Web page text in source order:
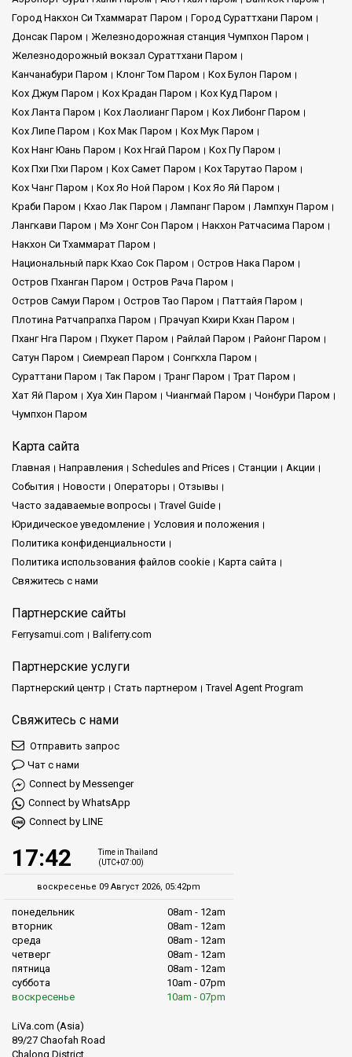
Speed Boat Club мы предлагаем не просто транспорт, а
создаем с вами незабываемые воспоминания. Доверьтесь
нам как своим морским партнерам, которые проведут вас в
мир приключений и чудес.
Миссия и Видение:
Миссия:
Satun Pakbara Speed Boat Club стремится помочь
удивительные острова Таиланда. Мы хотим, чтобы вы
получили незабываемые впечатления и чувствовали себя
комфортно во время вашего путешествия с нами.
Видение:Мы хотим стать первым выбором для
путешественников, ищущих надежные и комфортные поездки
на красивые острова Таиланда. Наша цель — вдохновлять на
угла.
Услуги компании:
Satun Pakbara Speed Boat Club предлагает широкий спектр
транспортных услуг, которые удовлетворяют
современные скоростные лодки обеспечивают быстрые и
комфортные поездки к знаковым местам, таким как Ко
Крадан и Ко Пи Пи. Мы гордимся своим обязательством к
проблем доберетесь до острова вашей мечты.
Ключевые особенности:
эффективным транспортным обслуживанием, которое
соединяет вас с самыми популярными островами Таиланда.
Приоритет безопасности:
обслуживаемые скоростные лодки ставят вашу
плавание.
Множество направлений:
захватывающих направлений — от чарующего Ко Липе до
живописного Ко Нгай и далее.
Удобство:Бронирование у нас просто, а своевременные
Краткий обзор: Некоторые направления,
предлагаемые оператором
Отдых на Ко Ланта:
Погрузитесь в природную красоту Ко
Ланта, убежища тишины и очарования. Для получения
дополнительной информации нажмите здесь.
Приключения на Ко Пи Пи:Исследуйте легендарное
очарование Ко Пи Пи с его нетронутыми пляжами и яркой
ночной жизнью. Для получения дополнительной информации
нажмите здесь.
Город Накхон Си Тхаммарат Паром
Город Сураттхани Паром
Донсак Паром
Железнодорожная станция Чумпхон Паром
Железнодорожный вокзал Сураттхани Паром
Канчанабури Паром
Клонг Том Паром
Кох Булон Паром
Кох Джум Паром
Кох Крадан Паром
Кох Куд Паром
Кох Ланта Паром
Кох Лаолианг Паром
Кох Либонг Паром
Кох Липе Паром
Кох Мак Паром
Кох Мук Паром
Кох Нанг Юань Паром
Кох Нгай Паром
Кох Пу Паром
Кох Пхи Пхи Паром
Кох Самет Паром
Кох Тарутао Паром
Кох Чанг Паром
Кох Яо Ной Паром
Кох Яо Яй Паром
Краби Паром
Кхао Лак Паром Лампанг Паром
Лампхун Паром
Лангкави Паром
Мэ Хонг Сон Паром
Накхон Ратчасима Паром
Накхон Си Тхаммарат Паром
Национальный парк Кхао Сок Паром
Остров Нака Паром
Остров Пханган Паром
Остров Рача Паром
Остров Самуи Паром
Остров Тао Паром
Паттайя Паром
Плотина Ратчапрапха Паром
Прачуап Кхири Кхан Паром
Пханг Нга Паром
Пхукет Паром Райлай Паром
Районг Паром
Сатун Паром
Сиемреап Паром
Сонгкхла Паром
Сураттани Паром
Так Паром Транг Паром
Трат Паром
Хат Яй Паром
Хуа Хин Паром Чиангмай Паром
Чонбури Паром
Чумпхон Паром
Карта сайта
Главная Направления Schedules and Prices Cтанции
Акции
События
Новости Операторы
Отзывы
Часто задаваемые вопросы
Travel Guide
Юридическое уведомление
Условия и положения
Политика конфиденциальности
Политика использования файлов cookie
Карта сайта
Свяжитесь с нами
Партнерские сайты
Ferrysamui.com Baliferry.com
Партнерские услуги
Партнерский центр Стать партнером Travel Agent Program
Свяжитесь с нами
Отправить запрос
Чат с нами
Connect by Messenger
Connect by WhatsApp
Connect by LINE
17:42
Time in Thailand
(UTC+07:00)
воскресенье 09 Август 2026, 05:42pm
понедельник
08am - 12am
вторник
08am - 12am
среда
08am - 12am
четверг
08am - 12am
пятница
08am - 12am
суббота
10am - 07pm
воскресенье
10am - 07pm
LiVa.com (Asia)
89/27 Chaofah Road
Chalong District